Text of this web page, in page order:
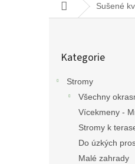
Domů Sušené
kategorie
Kategorie
Stromy
Všechny
Vícekmeny -
Stromy k
Do úzkých
Malé zahrady